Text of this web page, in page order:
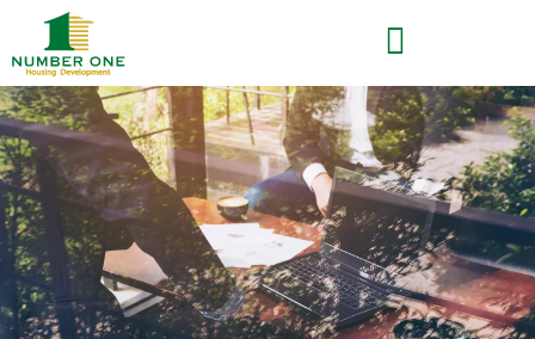
เกี่ยวกับเรา